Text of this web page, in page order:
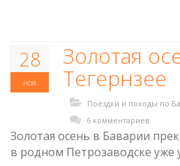
28
ноя
Золотая
Тегернзее
Поездки и походы по
6 комментариев
Золотая осень в Баварии
в родном Петрозаводске уже